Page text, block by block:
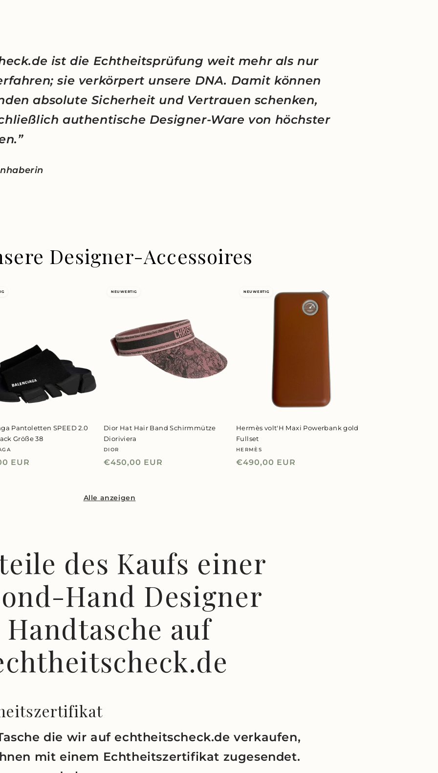
ist die Echtheitsprüfung weit mehr als nur
sie verkörpert unsere DNA. Damit können
absolute Sicherheit und Vertrauen schenken,
authentische Designer-Ware von höchster
Designer-Accessoires
Pantoletten SPEED 2.0
Größe 38
EUR
NEUWERTIG
Dior Hat Hair Band Schirmmütze
Dioriviera
Anbieter:
DIOR
Normaler
€450,00 EUR
NEUWERTIG
Hermès volt'H Maxi Powerbank gold
Fullset
Anbieter:
HERMÈS
Normaler
€490,00 EUR
Alle anzeigen
des Kaufs einer
Hand Designer
Handtasche auf
die wir auf echtheitscheck.de verkaufen,
mit einem Echtheitszertifikat zugesendet.